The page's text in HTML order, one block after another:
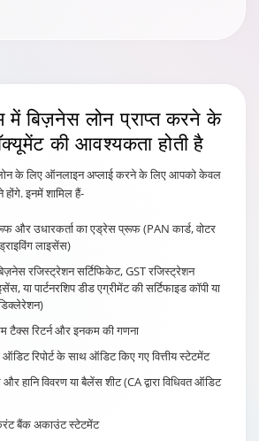
में बिज़नेस लोन प्राप्त करने के
की आवश्यकता होती है
के लिए ऑनलाइन अप्लाई करने के लिए आपको केवल
इनमें शामिल हैं-
और उधारकर्ता का एड्रेस प्रूफ (PAN कार्ड, वोटर
ड्राइविंग लाइसेंस)
रजिस्ट्रेशन सर्टिफिकेट, GST रजिस्ट्रेशन
या पार्टनरशिप डीड एग्रीमेंट की सर्टिफाइड कॉपी या
टैक्स रिटर्न और इनकम की गणना
ऑडिट रिपोर्ट के साथ ऑडिट किए गए वित्तीय स्टेटमेंट
और हानि विवरण या बैलेंस शीट (CA द्वारा विधिवत ऑडिट
बैंक अकाउंट स्टेटमेंट